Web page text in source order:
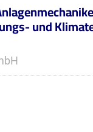
und